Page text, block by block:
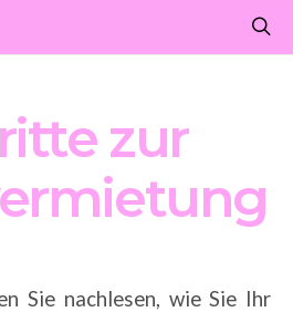
zur
Sie nachlesen, wie Sie Ihr